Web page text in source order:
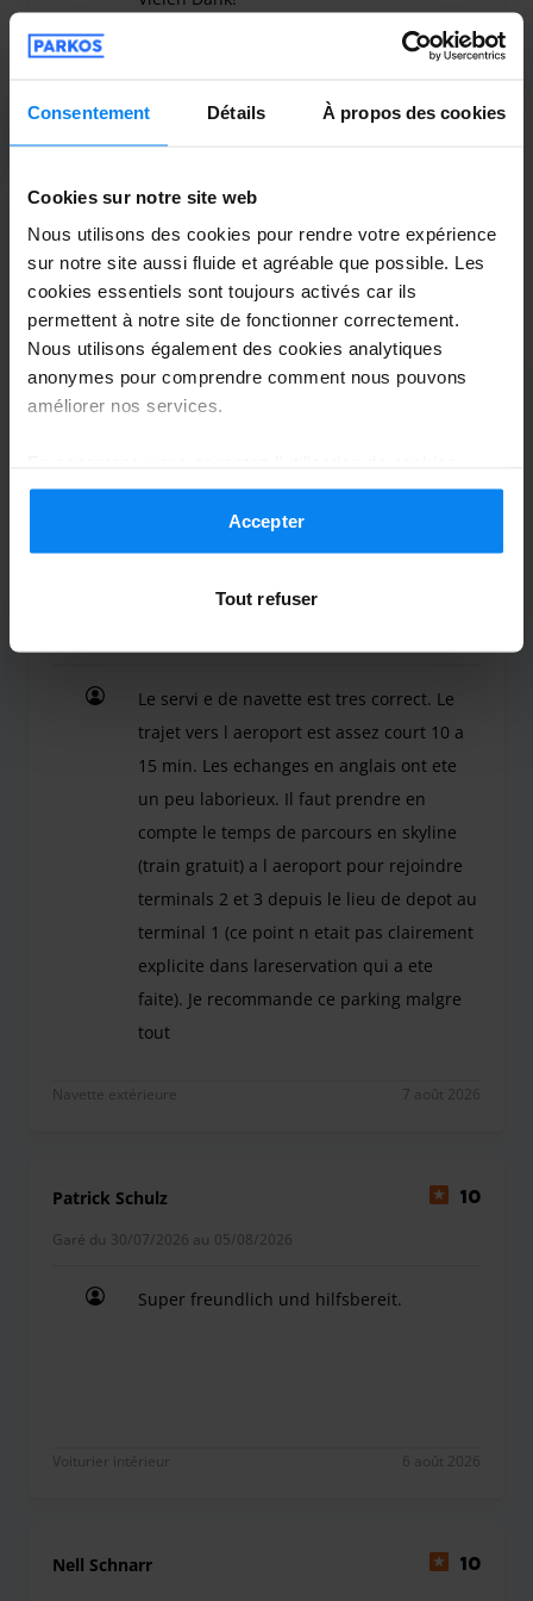
Consentement Détails À propos des cookies
Cookies sur notre site web
Nous utilisons des cookies pour rendre votre expérience
sur notre site aussi fluide et agréable que possible. Les
cookies essentiels sont toujours activés car ils
permettent à notre site de fonctionner correctement.
Nous utilisons également des cookies analytiques
anonymes pour comprendre comment nous pouvons
améliorer nos services.
conformément aux règles en vigueur dans votre pays,
mais vous pouvez modifier vos paramètres à tout
moment. Pour plus de détails, consultez notrePolitique
Accepter
Tout refuser
Vous pouvez vous garer chez Sparparker avec des
véhicules d'une longueur maximale de 6 mètres.
poussettes, les landaus et les fauteuils roulants est gratuit.
Un supplément est facturé pour tout bagage encombrant
supplémentaires, que vous pouvez également ajouter lors
du processus de réservation, notamment un service de
ravitaillement en carburant et divers forfaits d'entretien de
véhicules.
Sehr zuverlässig!! Ich war sehr zufrieden. Vielen
Anonym 10
Garé du 14/07/2026 au 30/07/2026
Alles hat reibungslos geklappt.
Alles hat reibungslos geklappt.
Navette extérieure 8 août 2026
Le servi e de navette est tres correct. Le
trajet vers l aeroport est assez court 10 a
15 min. Les echanges en anglais ont ete
un peu laborieux. Il faut prendre en
compte le temps de parcours en skyline
(train gratuit) a l aeroport pour rejoindre
terminals 2 et 3 depuis le lieu de depot au
terminal 1 (ce point n etait pas clairement
explicite dans lareservation qui a ete
faite). Je recommande ce parking malgre
tout
Navette extérieure 7 août 2026
Patrick Schulz 10
Garé du 30/07/2026 au 05/08/2026
Super freundlich und hilfsbereit.
Voiturier intérieur 6 août 2026
Nell Schnarr 10